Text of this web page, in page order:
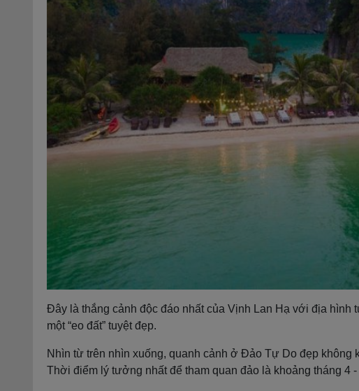
Đây là thắng cảnh độc đáo nhất của Vịnh Lan Hạ với địa hình
một “eo đất” tuyệt đẹp.
Nhìn từ trên nhìn xuống, quanh cảnh ở Đảo Tự Do đẹp
Thời điểm lý tưởng nhất để tham quan đảo là khoảng tháng 4 -